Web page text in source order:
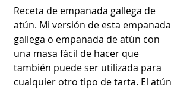
Receta de empanada gallega de
atún. Mi versión de esta empanada
gallega o empanada de atún con
una masa fácil de hacer que
también puede ser utilizada para
cualquier otro tipo de tarta. El atún